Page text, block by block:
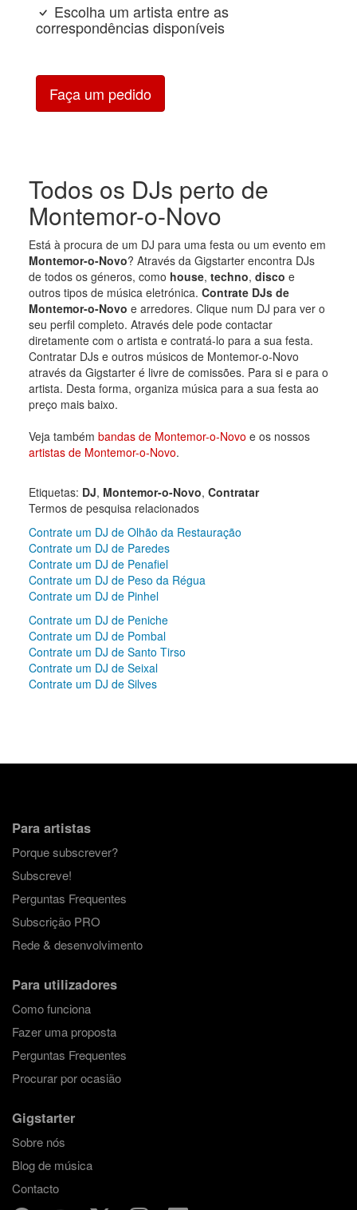
Escolha um artista entre as
correspondências disponíveis
Faça um pedido
Todos os DJs perto de
Montemor-o-Novo
Está à procura de um DJ para uma festa ou um evento em
Montemor-o-Novo? Através da Gigstarter encontra DJs
de todos os géneros, como house, techno, disco e
outros tipos de música eletrónica. Contrate DJs de
Montemor-o-Novo e arredores. Clique num DJ para ver o
seu perfil completo. Através dele pode contactar
diretamente com o artista e contratá-lo para a sua festa.
Contratar DJs e outros músicos de Montemor-o-Novo
através da Gigstarter é livre de comissões. Para si e para o
artista. Desta forma, organiza música para a sua festa ao
preço mais baixo.
Veja também bandas de Montemor-o-Novo e os nossos
artistas de Montemor-o-Novo.
Etiquetas: DJ, Montemor-o-Novo, Contratar
Termos de pesquisa relacionados
Contrate um DJ de Olhão da Restauração
Contrate um DJ de Paredes
Contrate um DJ de Penafiel
Contrate um DJ de Peso da Régua
Contrate um DJ de Pinhel
Contrate um DJ de Peniche
Contrate um DJ de Pombal
Contrate um DJ de Santo Tirso
Contrate um DJ de Seixal
Contrate um DJ de Silves
Para artistas
Porque subscrever?
Subscreve!
Perguntas Frequentes
Subscrição PRO
Rede & desenvolvimento
Para utilizadores
Como funciona
Fazer uma proposta
Perguntas Frequentes
Procurar por ocasião
Gigstarter
Sobre nós
Blog de música
Contacto